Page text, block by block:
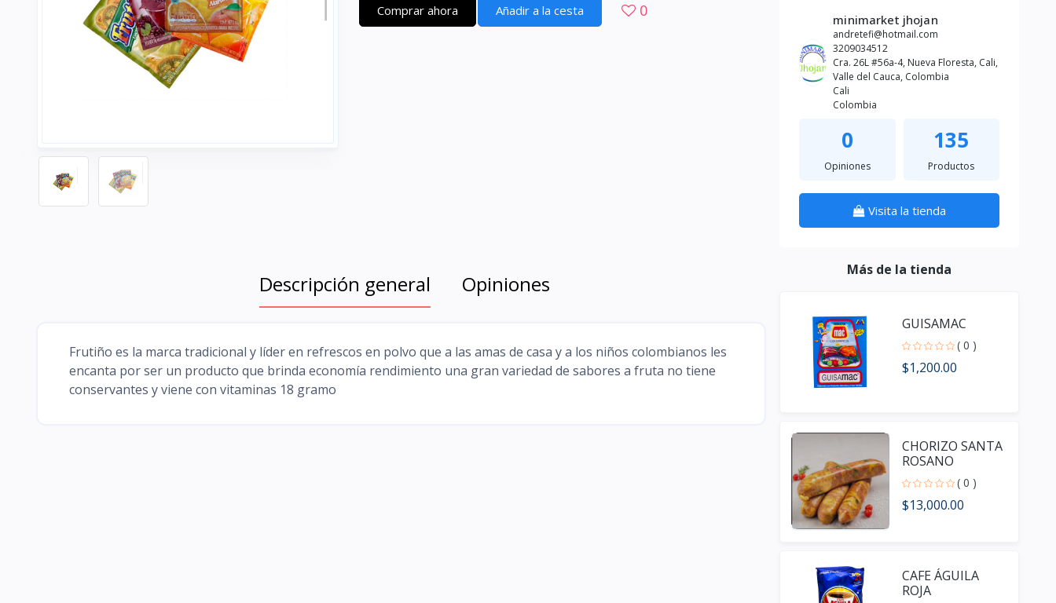
Comprar ahora Añadir a la cesta 0
Descripción general Opiniones
Frutiño es la marca tradicional y líder en refrescos en polvo que a las amas de casa y a los niños colombianos les
encanta por ser un producto que brinda economía rendimiento una gran variedad de sabores a fruta no tiene
conservantes y viene con vitaminas 18 gramo
minimarket jhojan
andretefi@hotmail.com
3209034512
Cra. 26L #56a-4, Nueva Floresta, Cali,
Valle del Cauca, Colombia
Cali
Colombia
0
Opiniones
135
Productos
Visita la tienda
Más de la tienda
GUISAMAC
( 0 )
$1,200.00
CHORIZO SANTA
ROSANO
( 0 )
$13,000.00
CAFE ÁGUILA
ROJA